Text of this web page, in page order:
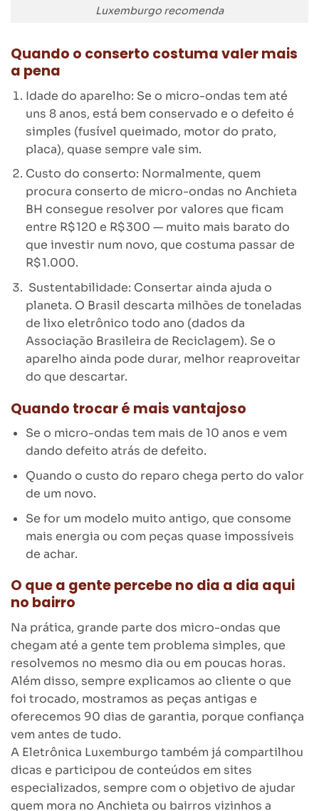
Luxemburgo recomenda
Quando o conserto costuma valer mais
a pena
Idade do aparelho: Se o micro-ondas tem até
uns 8 anos, está bem conservado e o defeito é
simples (fusível queimado, motor do prato,
placa), quase sempre vale sim.
Custo do conserto: Normalmente, quem
procura conserto de micro-ondas no Anchieta
BH consegue resolver por valores que ficam
entre R$ 120 e R$ 300 — muito mais barato do
que investir num novo, que costuma passar de
R$ 1.000.
Sustentabilidade: Consertar ainda ajuda o
planeta. O Brasil descarta milhões de toneladas
de lixo eletrônico todo ano (dados da
Associação Brasileira de Reciclagem). Se o
aparelho ainda pode durar, melhor reaproveitar
do que descartar.
Quando trocar é mais vantajoso
Se o micro-ondas tem mais de 10 anos e vem
dando defeito atrás de defeito.
Quando o custo do reparo chega perto do valor
de um novo.
Se for um modelo muito antigo, que consome
mais energia ou com peças quase impossíveis
de achar.
O que a gente percebe no dia a dia aqui
no bairro
Na prática, grande parte dos micro-ondas que
chegam até a gente tem problema simples, que
resolvemos no mesmo dia ou em poucas horas.
Além disso, sempre explicamos ao cliente o que
foi trocado, mostramos as peças antigas e
oferecemos 90 dias de garantia, porque confiança
vem antes de tudo.
A Eletrônica Luxemburgo também já compartilhou
dicas e participou de conteúdos em sites
especializados, sempre com o objetivo de ajudar
quem mora no Anchieta ou bairros vizinhos a